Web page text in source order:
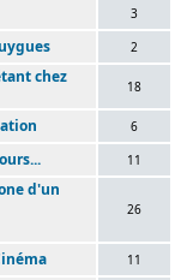
3
2
chez
18
6
11
d'un
26
11